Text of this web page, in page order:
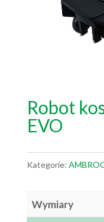
Robot
EVO
Kategorie:
Wymiary